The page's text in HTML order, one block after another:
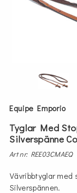
Equipe Emporio
Tyglar Med
Silverspänne
Art nr: REE03CMAEQ
Vävribbtyglar med
Silverspännen.